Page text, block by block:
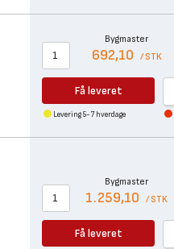
Bygmaster
692,10 / STK
Få leveret
Levering 5-7 hverdage
Bygmaster
1.259,10 / STK
Få leveret